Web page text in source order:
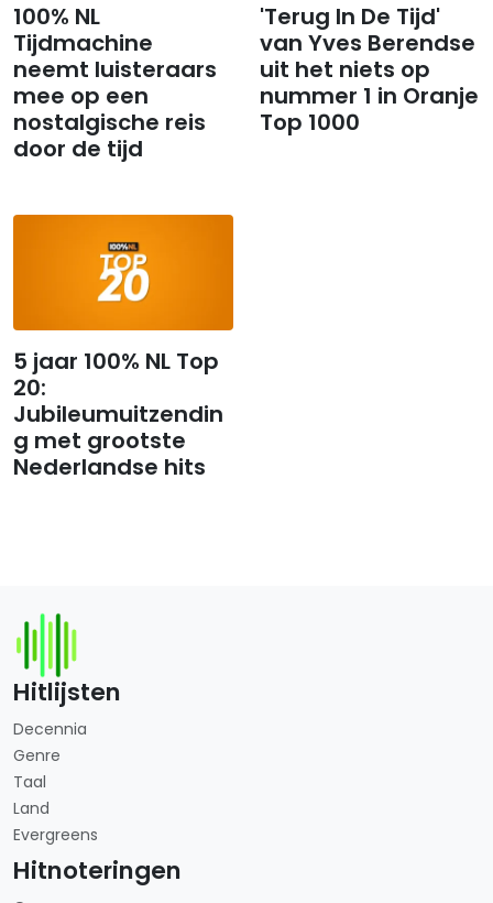
100% NL
Tijdmachine
neemt luisteraars
mee op een
nostalgische reis
door de tijd
'Terug In De Tijd'
van Yves Berendse
uit het niets op
nummer 1 in Oranje
Top 1000
5 jaar 100% NL Top
20:
Jubileumuitzendin
g met grootste
Nederlandse hits
Hitlijsten
Decennia
Genre
Taal
Land
Evergreens
Hitnoteringen